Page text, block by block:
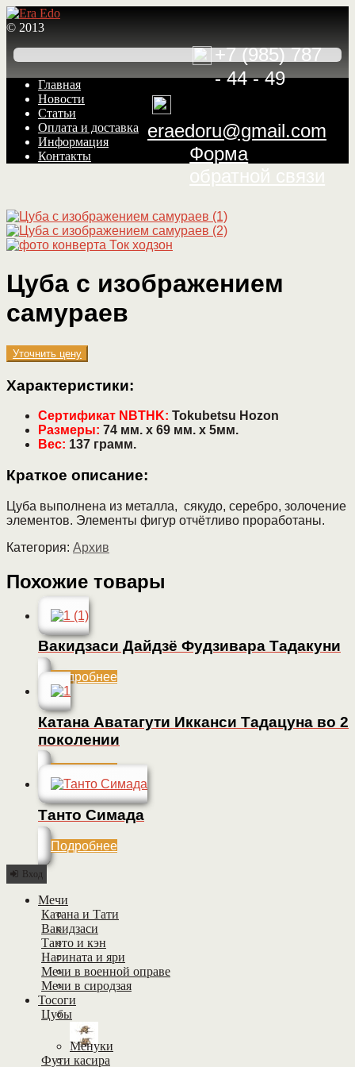
+7 (985) 787
- 44 - 49
eraedoru@gmail.com
Форма
обратной связи
© 2013
Перейти
навигации
Перейти
содержимому
Главная
Новости
Статьи
Оплата и доставка
Информация
Контакты
Цуба с изображением
самураев
Уточнить цену
Характеристики:
Сертификат NBTHK: Tokubetsu Hozon
Размеры: 74 мм. х 69 мм. х 5мм.
Вес: 137 грамм.
Краткое описание:
Цуба выполнена из металла, сякудо, серебро, золочение
элементов. Элементы фигур отчётливо проработаны.
Категория: Архив
Похожие товары
Вакидзаси Дайдзё Фудзивара Тадакуни
Подробнее
Катана Аватагути Икканси Тадацуна во 2
поколении
Подробнее
Танто Симада
Подробнее
Вход
Мечи
Катана и Тати
Вакидзаси
Танто и кэн
Нагината и яри
Мечи в военной оправе
Мечи в сиродзая
Тосоги
Цубы
Менуки
Фути касира